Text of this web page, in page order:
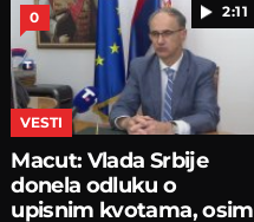
2:11
0
VESTI
Macut: Vlada Srbije
donela odluku o
upisnim kvotama, osim